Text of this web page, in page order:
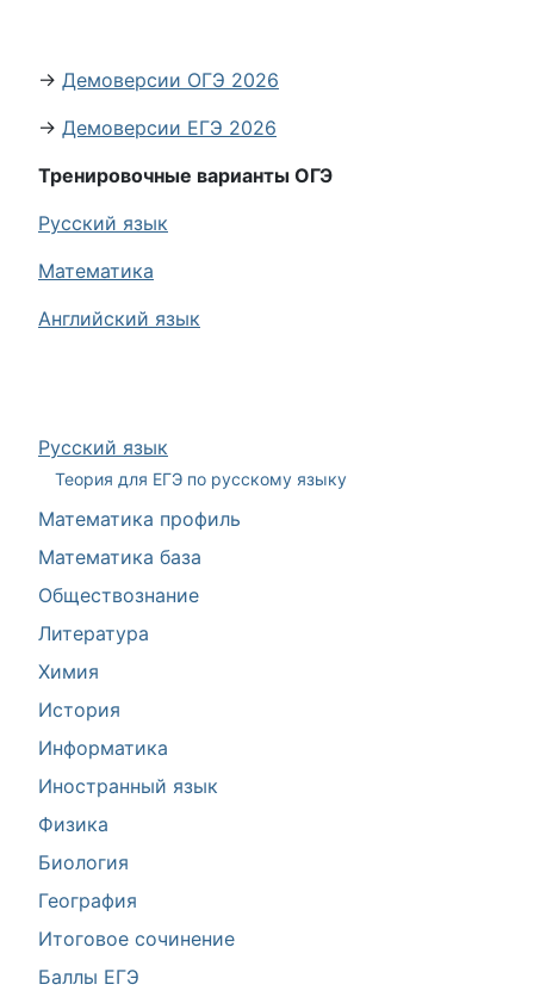
Русский язык
Теория для ЕГЭ по русскому языку
Математика профиль
Математика база
Обществознание
Литература
Химия
История
Информатика
Иностранный язык
Физика
Биология
География
Итоговое сочинение
Баллы ЕГЭ
→ Демоверсии ОГЭ 2026
→ Демоверсии ЕГЭ 2026
Тренировочные варианты ОГЭ
Русский язык
Математика
Английский язык